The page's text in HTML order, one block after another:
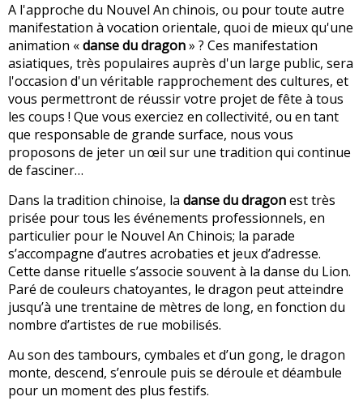
A l'approche du Nouvel An chinois, ou pour toute autre
manifestation à vocation orientale, quoi de mieux qu'une
animation «danse du dragon» ? Ces manifestation
asiatiques, très populaires auprès d'un large public, sera
l'occasion d'un véritable rapprochement des cultures, et
vous permettront de réussir votre projet de fête à tous
les coups ! Que vous exerciez en collectivité, ou en tant
que responsable de grande surface, nous vous
proposons de jeter un œil sur une tradition qui continue
de fasciner…
Dans la tradition chinoise, la danse du dragonest très
prisée pour tous les événements professionnels, en
particulier pour le Nouvel An Chinois; la parade
s’accompagne d’autres acrobaties et jeux d’adresse.
Cette danse rituelle s’associe souvent à la danse du Lion.
Paré de couleurs chatoyantes, le dragon peut atteindre
jusqu’à une trentaine de mètres de long, en fonction du
nombre d’artistes de rue mobilisés.
Au son des tambours, cymbales et d’un gong, le dragon
monte, descend, s’enroule puis se déroule et déambule
pour un moment des plus festifs.